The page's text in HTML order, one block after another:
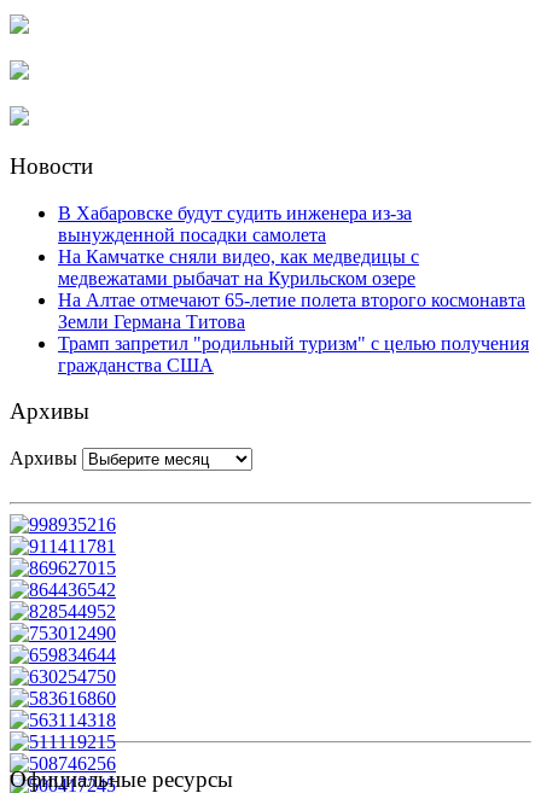
Новости
В Хабаровске будут судить инженера из-за
вынужденной посадки самолета
На Камчатке сняли видео, как медведицы с
медвежатами рыбачат на Курильском озере
На Алтае отмечают 65-летие полета второго космонавта
Земли Германа Титова
Трамп запретил "родильный туризм" с целью получения
гражданства США
Архивы
Архивы
Официальные ресурсы